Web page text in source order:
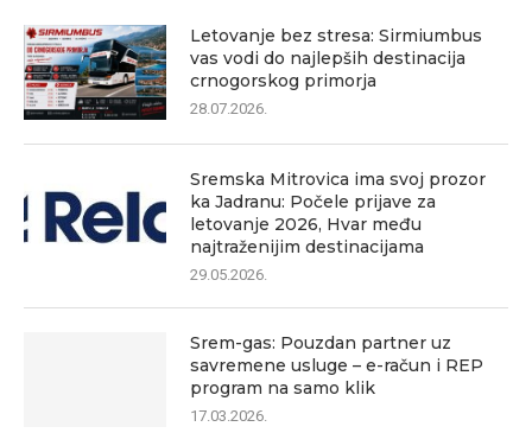
Letovanje bez stresa: Sirmiumbus
vas vodi do najlepših destinacija
crnogorskog primorja
28.07.2026.
Sremska Mitrovica ima svoj prozor
ka Jadranu: Počele prijave za
letovanje 2026, Hvar među
najtraženijim destinacijama
29.05.2026.
Srem-gas: Pouzdan partner uz
savremene usluge – e-račun i REP
program na samo klik
17.03.2026.